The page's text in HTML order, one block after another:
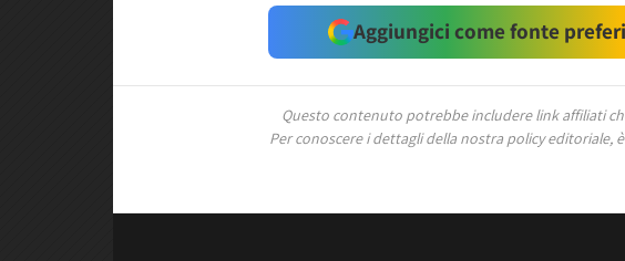
Aggiungici come fonte
Questo contenuto potrebbe includere link affiliati
Per conoscere i dettagli della nostra policy editoriale,